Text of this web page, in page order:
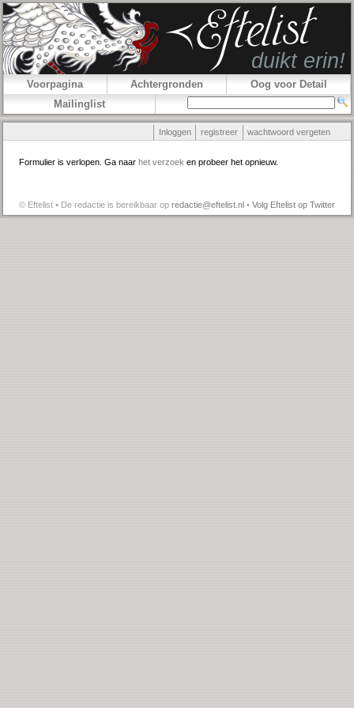
Voorpagina Achtergronden
Oog voor Detail
Mailinglist
Inloggen registreer wachtwoord vergeten
Formulier is verlopen. Ga naar het verzoek en probeer het opnieuw.
© Eftelist • De redactie is bereikbaar op redactie@eftelist.nl • Volg Eftelist op Twitter